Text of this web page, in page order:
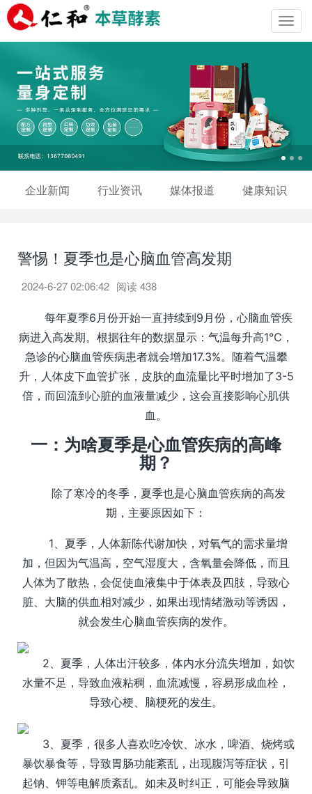
企业新闻 行业资讯 媒体报道 健康知识
警惕！夏季也是心脑血管高发期
2024-6-27 02:06:42 阅读438
每年夏季6月份开始一直持续到9月份，心脑血管疾
病进入高发期。根据往年的数据显示：气温每升高1℃，
急诊的心脑血管疾病患者就会增加17.3%。随着气温攀
升，人体皮下血管扩张，皮肤的血流量比平时增加了3-5
倍，而回流到心脏的血液量减少，这会直接影响心肌供
血。
一：为啥夏季是心血管疾病的高峰
期？
除了寒冷的冬季，夏季也是心脑血管疾病的高发
期，主要原因如下：
1、夏季，人体新陈代谢加快，对氧气的需求量增
加，但因为气温高，空气湿度大，含氧量会降低，而且
人体为了散热，会促使血液集中于体表及四肢，导致心
脏、大脑的供血相对减少，如果出现情绪激动等诱因，
就会发生心脑血管疾病的发作。
2、夏季，人体出汗较多，体内水分流失增加，如饮
水量不足，导致血液粘稠，血流减慢，容易形成血栓，
导致心梗、脑梗死的发生。
3、夏季，很多人喜欢吃冷饮、冰水，啤酒、烧烤或
暴饮暴食等，导致胃肠功能紊乱，出现腹泻等症状，引
起钠、钾等电解质紊乱。如未及时纠正，可能会导致脑